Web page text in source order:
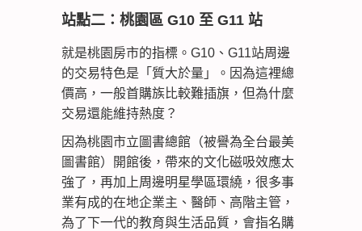
站點二：桃園區 G10 至 G11 站
就是桃園房市的指標。G10、G11站周邊
的交易特色是「質大於量」。因為這裡總
價高，一般首購族比較難插旗，但為什麼
交易還能維持熱度？
因為桃園市立圖書總館（被譽為全台最美
圖書館）開館後，帶來的文化磁吸效應太
強了，再加上周邊明星學區環繞，很多事
業有成的在地企業主、醫師、高階主管，
為了下一代的教育與生活品質，會指名購